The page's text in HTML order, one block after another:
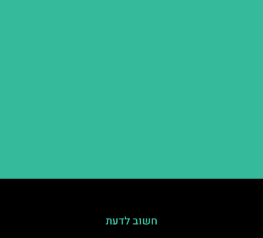
חשוב לדעת